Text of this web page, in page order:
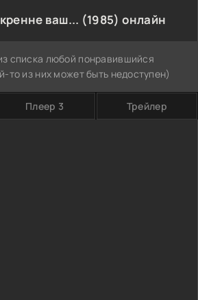
ваш... (1985) онлайн
списка любой понравившийся
то из них может быть недоступен)
Плеер 3 Трейлер